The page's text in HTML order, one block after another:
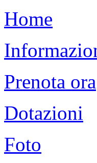
Home
Prenota ora
Dotazioni
Foto